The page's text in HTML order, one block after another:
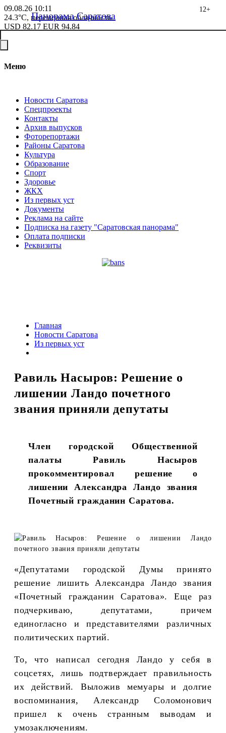
09.08.26 10:11
24.3°C, переменная облачность
USD 82.17 EUR 94.84
Меню
Новости Саратова
Спецпроекты
Контакты
Архив выпусков
Фоторепортажи
Районы Саратова
Культура
Образование
Спорт
Здоровье
ЖКХ
Из пеpвых уст
Документы
Реклама на сайте
Подписка на газету "Саратовская панорама"
Оплата подписки
Реквизиты
Панорама Саратова
12+
Главная
Новости Саратова
Из пеpвых уст
Равиль Насыров: Решение о
лишении Ландо почетного
звания приняли депутаты
Член городской Общественной
палаты Равиль Насыров
прокомментировал решение о
лишении Александра Ландо звания
Почетный гражданин Саратова.
«Депутатами городской Думы принято
решение лишить Александра Ландо звания
«Почетный гражданин Саратова». Еще раз
подчеркиваю, депутатами, причем
единогласно и представителями различных
политических партий.
То, что написал сегодня Ландо у себя в
соцсетях, лишь подтверждает правильность
их действий. Выложив мемуары и долгие
воспоминания, Александр Соломонович
пришел к очень странным выводам и
умозаключениям.